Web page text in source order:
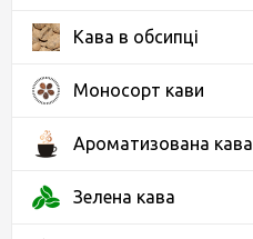
Кава в обсипці
Моносорт кави
Ароматизована кава
Зелена кава